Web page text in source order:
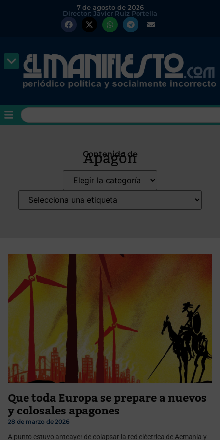
7 de agosto de 2026
Director: Javier Ruiz Portella
Contenido de
Apagón
Que toda Europa se prepare a nuevos
y colosales apagones
28 de marzo de 2026
A punto estuvo anteayer de colapsar la red eléctrica de Aemania y